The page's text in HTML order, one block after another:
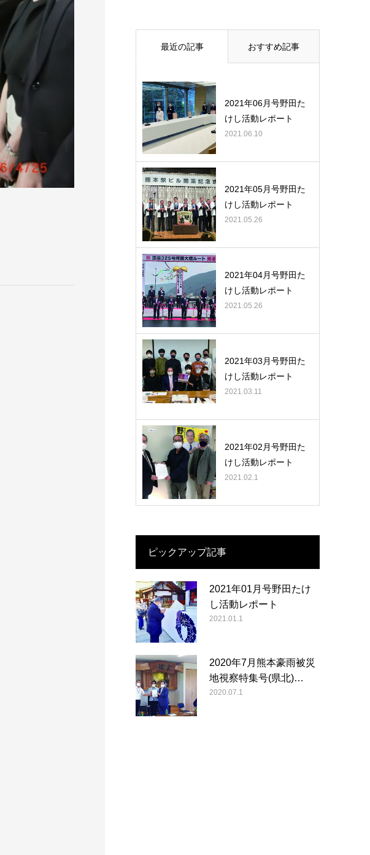
最近の記事 おすすめ記事
2021年06月号野田た
けし活動レポート
2021.06.10
2021年05月号野田た
けし活動レポート
2021.05.26
2021年04月号野田た
けし活動レポート
2021.05.26
2021年03月号野田た
けし活動レポート
2021.03.11
2021年02月号野田た
けし活動レポート
2021.02.1
ピックアップ記事
2021年01月号野田たけ
し活動レポート
2021.01.1
2020年7月熊本豪雨被災
地視察特集号(県北)…
2020.07.1